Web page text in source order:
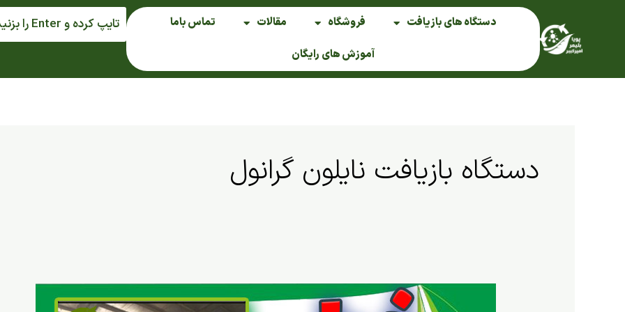
دستگاه های بازیافت فروشگاه مقالات
تماس باما
آموزش های رایگان
دستگاه بازیافت نایلون گرانول